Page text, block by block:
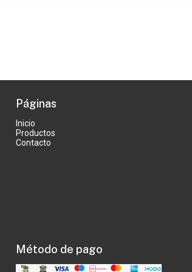
Páginas
Inicio
Productos
Contacto
Método de pago